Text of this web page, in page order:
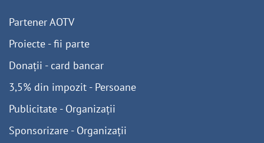
Partener AOTV
Proiecte - fii parte
Donații - card bancar
3,5% din impozit - Persoane
Publicitate - Organizații
Sponsorizare - Organizații